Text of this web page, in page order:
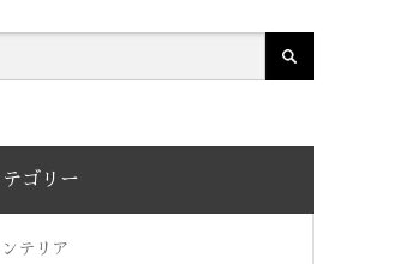
テゴリー
ンテリア